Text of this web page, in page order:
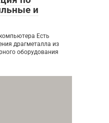
и
Есть
драгметалла из
оборудования